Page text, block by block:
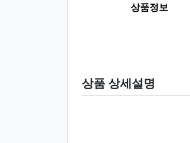
상품정보
상품 상세설명